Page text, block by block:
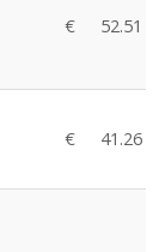
€ 52.51
€ 41.26